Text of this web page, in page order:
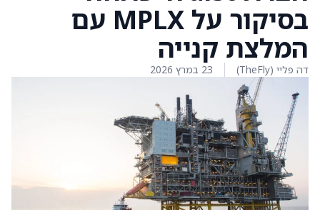
בסיקור על MPLX עם
המלצת קנייה
דה פליי (TheFly) 23 במרץ 2026